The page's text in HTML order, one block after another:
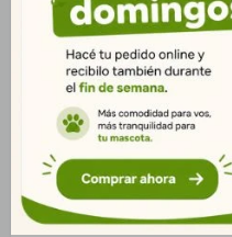
Magnus Galletas Mix 1 kg
$ 510